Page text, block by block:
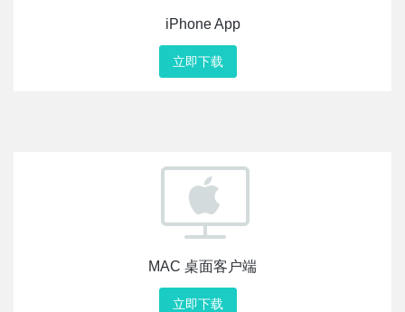
iPhone App
立即下载
MAC 桌面客户端
立即下载